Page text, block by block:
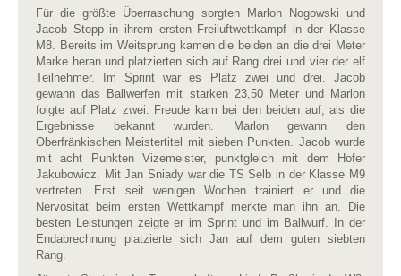
Für die größte Überraschung sorgten Marlon Nogowski und
Jacob Stopp in ihrem ersten Freiluftwettkampf in der Klasse
M8. Bereits im Weitsprung kamen die beiden an die drei Meter
Marke heran und platzierten sich auf Rang drei und vier der elf
Teilnehmer. Im Sprint war es Platz zwei und drei. Jacob
gewann das Ballwerfen mit starken 23,50 Meter und Marlon
folgte auf Platz zwei. Freude kam bei den beiden auf, als die
Ergebnisse bekannt wurden. Marlon gewann den
Oberfränkischen Meistertitel mit sieben Punkten. Jacob wurde
mit acht Punkten Vizemeister, punktgleich mit dem Hofer
Jakubowicz. Mit Jan Sniady war die TS Selb in der Klasse M9
vertreten. Erst seit wenigen Wochen trainiert er und die
Nervosität beim ersten Wettkampf merkte man ihn an. Die
besten Leistungen zeigte er im Sprint und im Ballwurf. In der
Endabrechnung platzierte sich Jan auf dem guten siebten
Rang.